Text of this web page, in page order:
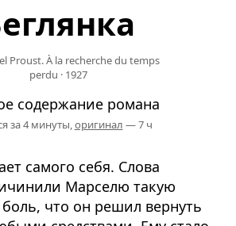
Proust. À la recherche du temps
perdu · 1927
содержание романа
за 4 минуты, оригинал — 7 ч
самого себя. Слова
Марселю такую
что он решил вернуть